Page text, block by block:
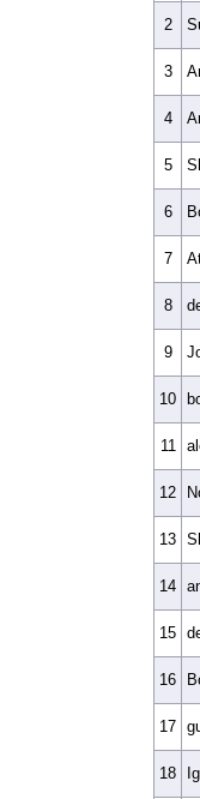
2
3
4
5
6
7
8
9
10
11
12
13
14
15
16
17
18